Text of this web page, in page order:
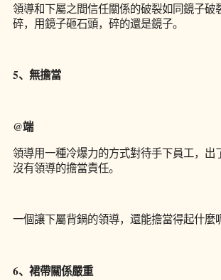
領導和下屬之間信任關係的破裂如同鏡子
碎，用鏡子砸石頭，碎的還是鏡子。
5、無擔當
@端
領導用一種冷爆力的方式對待手下員工，
沒有領導的擔當責任。
一個讓下屬背鍋的領導，還能擔當得起什麼
6、裙帶關係嚴重